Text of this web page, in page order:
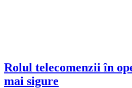
Rolul telecomenzii în
mai sigure